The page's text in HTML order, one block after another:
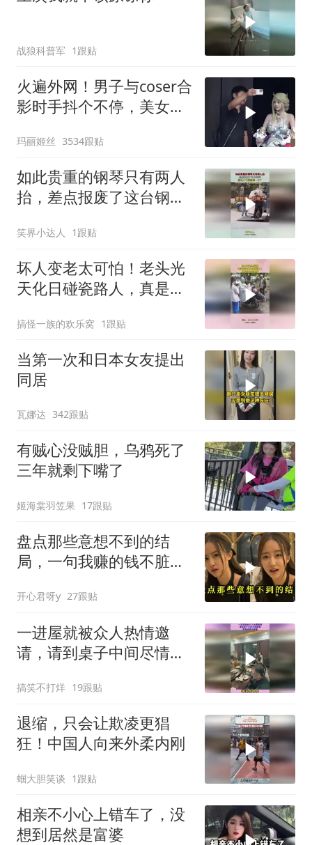
战狼科普军 1跟贴
火遍外网！男子与coser合
影时手抖个不停，美女做
玛丽姬丝 3534跟贴
如此贵重的钢琴只有两人
抬，差点报废了这台钢
了
笑界小达人 1跟贴
坏人变老太可怕！老头光
天化日碰瓷路人，真是社
搞怪一族的欢乐窝 1跟贴
当第一次和日本女友提出
同居
瓦娜达 342跟贴
有贼心没贼胆，乌鸦死了
三年就剩下嘴了
姬海棠羽笠果 17跟贴
盘点那些意想不到的结
局，一句我赚的钱不脏，
开心君呀y 27跟贴
一进屋就被众人热情邀
请，请到桌子中间尽情跳
搞笑不打烊 19跟贴
退缩，只会让欺凌更猖
狂！中国人向来外柔内刚
蝈大胆笑谈 1跟贴
相亲不小心上错车了，没
想到居然是富婆